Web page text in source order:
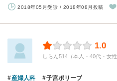
2018年05月受診 / 2018年08月投稿
1.0
しらん514（本人・40代・女
産婦人科 子宮ポリープ